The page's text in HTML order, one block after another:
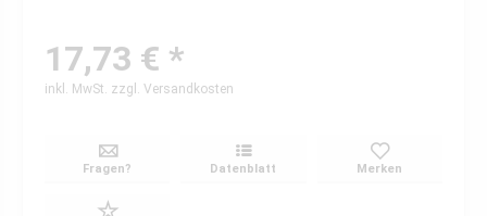
17,73 € *
inkl. MwSt. zzgl. Versandkosten
Fragen? Datenblatt Merken